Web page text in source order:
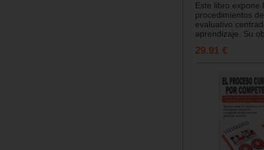
Este libro expone
procedimientos
evaluativo
aprendizaje. Su
29.91 €